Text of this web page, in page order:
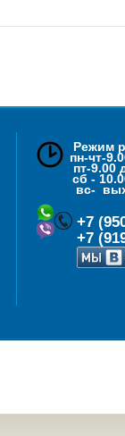
Режим
пн-чт-
пт-9.00
сб - 10.00
вс-
+7
+7